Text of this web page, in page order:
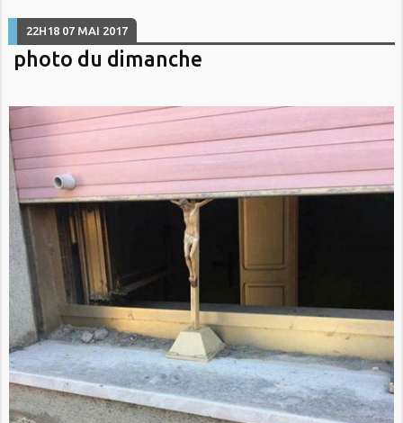
22H18 07 MAI 2017
photo du dimanche